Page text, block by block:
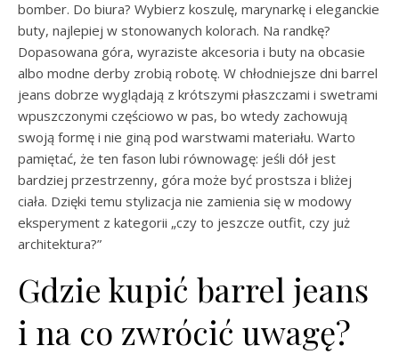
bomber. Do biura? Wybierz koszulę, marynarkę i eleganckie
buty, najlepiej w stonowanych kolorach. Na randkę?
Dopasowana góra, wyraziste akcesoria i buty na obcasie
albo modne derby zrobią robotę. W chłodniejsze dni barrel
jeans dobrze wyglądają z krótszymi płaszczami i swetrami
wpuszczonymi częściowo w pas, bo wtedy zachowują
swoją formę i nie giną pod warstwami materiału. Warto
pamiętać, że ten fason lubi równowagę: jeśli dół jest
bardziej przestrzenny, góra może być prostsza i bliżej
ciała. Dzięki temu stylizacja nie zamienia się w modowy
eksperyment z kategorii „czy to jeszcze outfit, czy już
architektura?”
Gdzie kupić barrel jeans
i na co zwrócić uwagę?